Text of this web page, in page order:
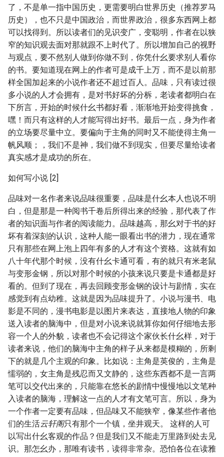
了，不是单一指中国历史，更需要明白世界历史（推荐罗马
历史），也不只是中国政治，而世界政治，很多东西网上都
可以找得到。所以读者们的见识变广，变聪明，作者在以狭
窄的知识观去面对那就跟不上时代了。所以增加自己的视野
与观点，要不然别人做到你做不到，你凭什幺要求别人看你
的书。要知道现在网上的作者可是成千上万，而不是以前那
样全国加起来的小说作者还不超过百人。品味，只有读过很
多小说的人才会拥有，是对书好坏的分柝，老读者都明白在
下所言，开始的时候什幺书都好看，渐渐地开始变得挑食，
嘿！而只有这样的人才能写得出好书。最后一点，身为作者
的立场要尽量中立。要偏向于主角的同时又不能使得主角一
帆风顺；，我们不是神，我们做不到现实，但要尽量给读者
真实感才是成功的所在。
如何写小说 [2]
品味对一名作者来说品味很重要，品味是什幺本人也说不明
白，但是那是一种阅书千卷后所得出来的经验，那代表了作
者的知识面与作者的阅读能力。品味越高，那幺对于书的好
坏有着深刻的认识，这种人能一眼看出书的潜力，现在通常
只有那些在网上泡上四年有多的人才有这个资格。这就有如
八十年代那个时候，没有什幺卡通可看，有的就只有米老鼠
与变形金钢，所以对那个时候的小孩来说只要是卡通都是好
看的。但到了现在，再去回顾变形金钢的设计与剧情，实在
感觉到有点幼稚。这就是因为品味提升了。小说与漫书、电
影是不同的，漫书电影是以图片来表达，直接地人物的印象
送入读者的脑海中，但是对小说来说就算你如何仔细地去形
容一个人的外貌，读者也不会记得这个家伙长什幺样，对于
读者来说，他们的脑海中主角的样子从来都是模糊的，所剩
下的就是几个主观的印象。比如说：主角是英俊的，主角是
懦弱的，女主角是残忍而又文静的，这些东西都不是一言两
笔可以交代出来的，只能靠在悠长的剧情中慢慢地以文笔种
入读者的脑海，理解这一点的人才有文笔可言。所以，身为
一个作者一定要有品味，但品味又不能狭窄，像某些作者他
们的生活云轩阁只有那个一个镇，坐井观天。 这样的人可
以写出什幺客观的作品？但是我们又不能走万里路到处去见
识。那怎幺办，那唯有读书，读得非常杂。恐怕各位在读雅